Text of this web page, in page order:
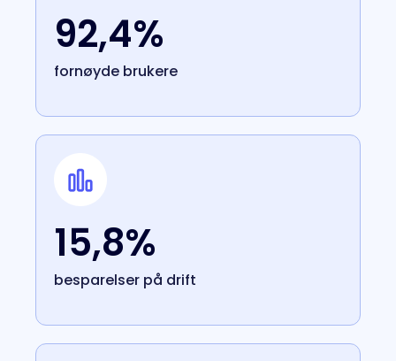
92,4%
fornøyde brukere
15,8%
besparelser på drift